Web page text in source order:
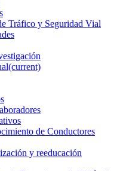
Tráfico y Seguridad Vial
(current)
de Conductores
y reeducación